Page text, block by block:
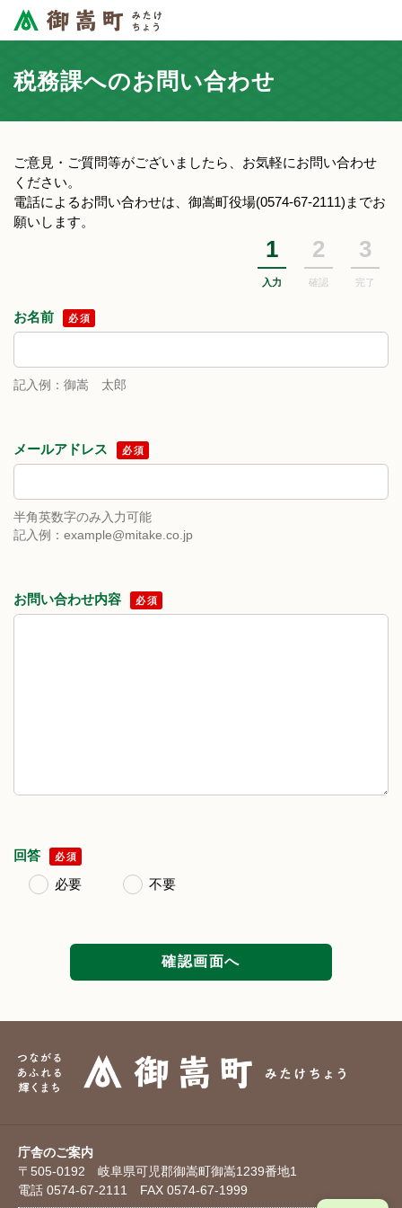
税務課へのお問い合わせ
ご意見・ご質問等がございましたら、お気軽にお問い合わせ
ください。
電話によるお問い合わせは、御嵩町役場(0574-67-2111)までお
願いします。
1
入力
2
確認
3
完了
お名前 必須
記入例：御嵩 太郎
メールアドレス 必須
半角英数字のみ入力可能
記入例：example@mitake.co.jp
お問い合わせ内容 必須
回答 必須
必要 不要
庁舎のご案内
〒505-0192 岐阜県可児郡御嵩町御嵩1239番地1
電話 0574-67-2111 FAX 0574-67-1999